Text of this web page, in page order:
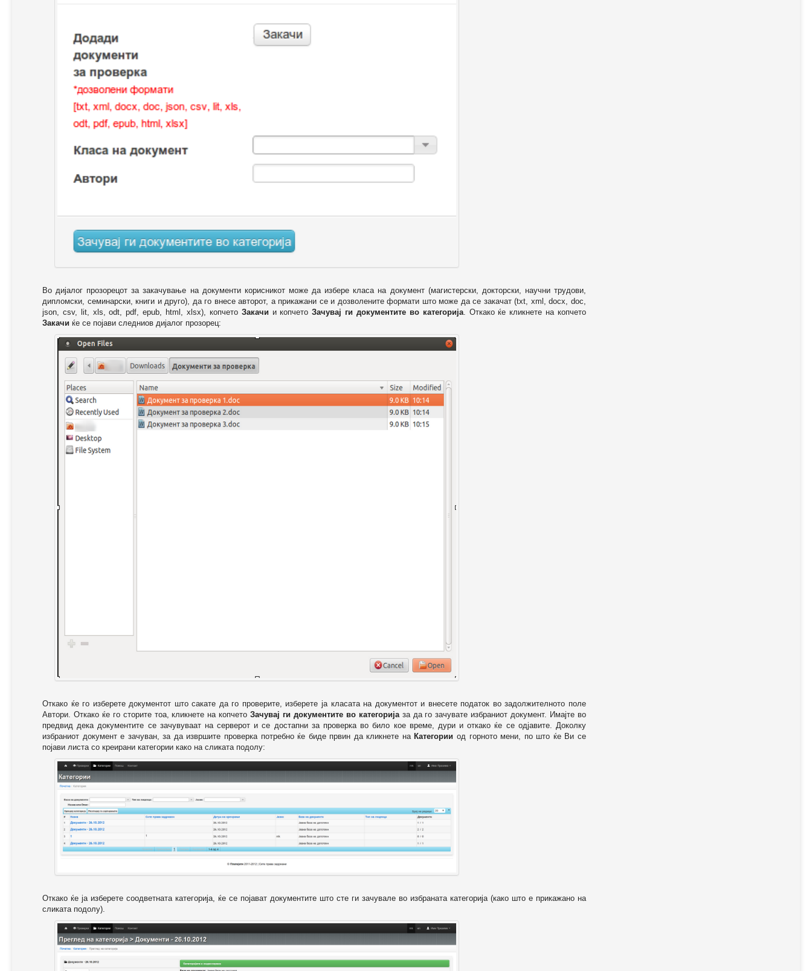
Во дијалог прозорецот за закачување на документи корисникот може да избере класа на документ (магистерски, докторски, научни трудови,
дипломски, семинарски, книги и друго), да го внесе авторот, а прикажани се и дозволените формати што може да се закачат (txt, xml, docx, doc,
json, csv, lit, xls, odt, pdf, epub, html, xlsx), копчето Закачи и копчетоЗачувај ги документите во категорија. Откако ќе кликнете на копчето
Закачи ќе се појави следниов дијалог прозорец:
Откако ќе го изберете документот што сакате да го проверите, изберете ја класата на документот и внесете податок во задолжителното поле
Автори. Откако ќе го сторите тоа, кликнете на копчетоЗачувај ги документите во категоријаза да го зачувате избраниот документ. Имајте во
предвид дека документите се зачувуваат на серверот и се достапни за проверка во било кое време, дури и откако ќе се одјавите. Доколку
избраниот документ е зачуван, за да извршите проверка потребно ќе биде првин да кликнете на Категории од горното мени, по што ќе Ви се
појави листа со креирани категории како на сликата подолу:
Откако ќе ја изберете соодветната категорија, ќе се појават документите што сте ги зачувале во избраната категорија (како што е прикажано на
сликата подолу).